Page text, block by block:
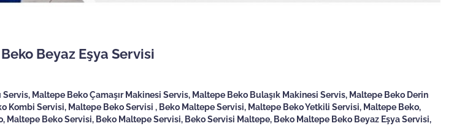
Beyaz Eşya Servisi
Maltepe Beko Çamaşır Makinesi Servis, Maltepe Beko Bulaşık Makinesi Servis, Maltepe Beko Derin
Kombi Servisi, Maltepe Beko Servisi , Beko Maltepe Servisi, Maltepe Beko Yetkili Servisi, Maltepe Beko,
Beko Servisi, Beko Maltepe Servisi, Beko Servisi Maltepe, Beko Maltepe Beko Beyaz Eşya Servisi,